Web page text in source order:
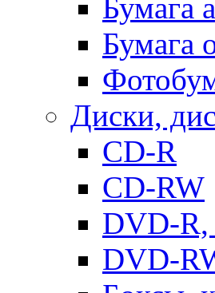
Бумага
Бумага
Диски,
CD-R
CD-RW
DVD-
DVD-